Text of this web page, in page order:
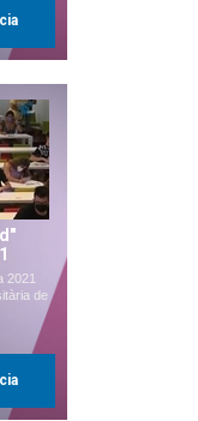
2021
de